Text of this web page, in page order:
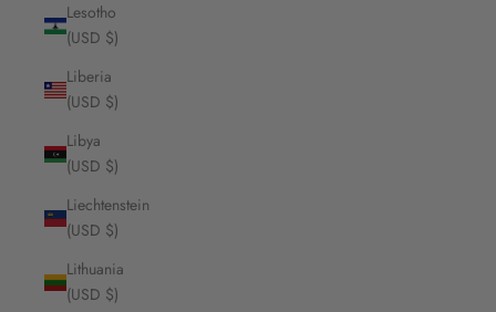
Lesotho
(USD $)
Liberia
(USD $)
Libya
(USD $)
Liechtenstein
(USD $)
Lithuania
(USD $)